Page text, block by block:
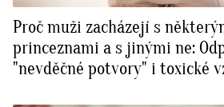
Proč muži zacházejí s
princeznami a s jinými ne:
"nevděčné potvory" i toxické